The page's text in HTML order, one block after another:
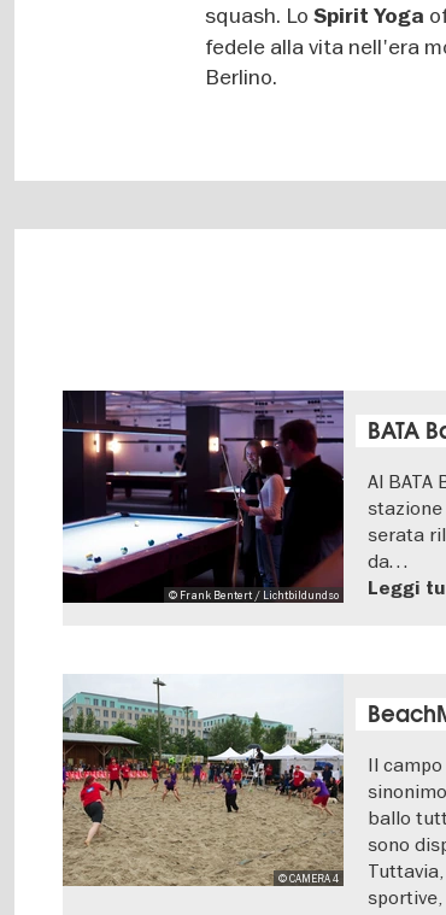
squash. LoSpirit Yoga
fedele alla vita nell'era
Berlino.
© Frank Bentert / Lichtbildundso
BATA
Al BATA
serata
da…
Leggi
© CAMERA 4
Il
ballo
sono